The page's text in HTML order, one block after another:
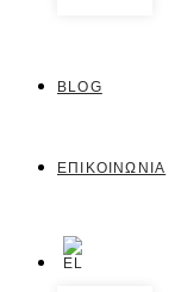
BLOG
ΕΠΙΚΟΙΝΩΝΙΑ